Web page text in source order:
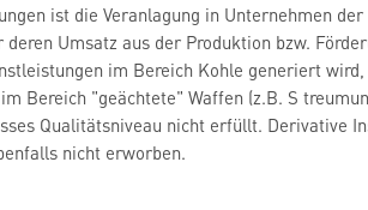
ist die Veranlagung in Unternehmen
Umsatz aus der Produktion bzw.
im Bereich Kohle generiert
Bereich "geächtete" Waffen (z.B. S
Qualitätsniveau nicht erfüllt. Derivative
nicht erworben.